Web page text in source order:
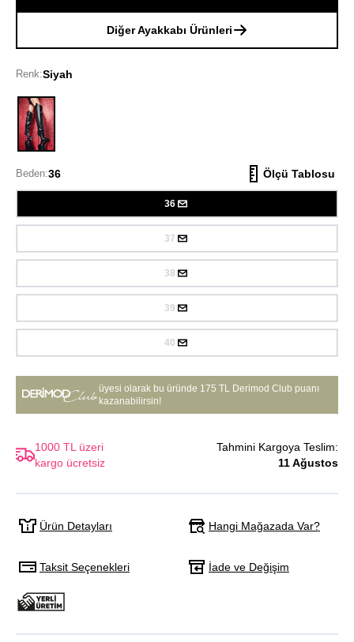
Diğer Ayakkabı Ürünleri
Renk:Siyah
Siyah
Beden:36 Ölçü Tablosu
36
37
38
39
40
üyesi olarak bu üründe 175 TL Derimod Club puanı
kazanabilirsin!
1000 TL üzeri
kargo ücretsiz
Tahmini Kargoya Teslim:
11 Ağustos
Ürün Detayları Hangi Mağazada Var?
Taksit Seçenekleri İade ve Değişim